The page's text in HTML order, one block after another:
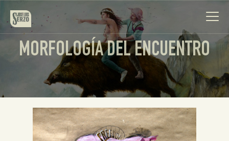
Obra
Biografía
MORFOLOGÍA DEL ENCUENTRO